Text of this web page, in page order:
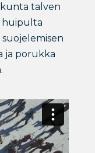
talven
huipulta
ja porukka